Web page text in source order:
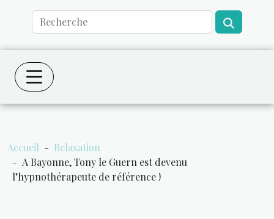
Accueil
Relaxation
A Bayonne, Tony le Guern est devenu
l’hypnothérapeute de référence !